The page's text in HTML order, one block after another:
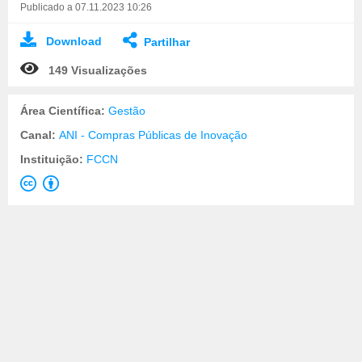
Publicado a 07.11.2023 10:26
Download Partilhar
149 Visualizações
Área Científica: Gestão
Canal: ANI - Compras Públicas de Inovação
Instituição: FCCN